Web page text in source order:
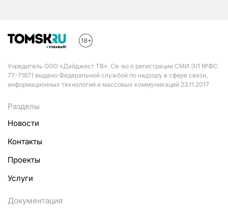
Учредитель ООО «Дайджест ТВ». Св-во о регистрации СМИ ЭЛ №ФС
77-71671 выдано Федеральной службой по надзору в сфере связи,
информационных технологий и массовых коммуникаций 23.11.2017
Разделы
Новости
Контакты
Проекты
Услуги
Документация